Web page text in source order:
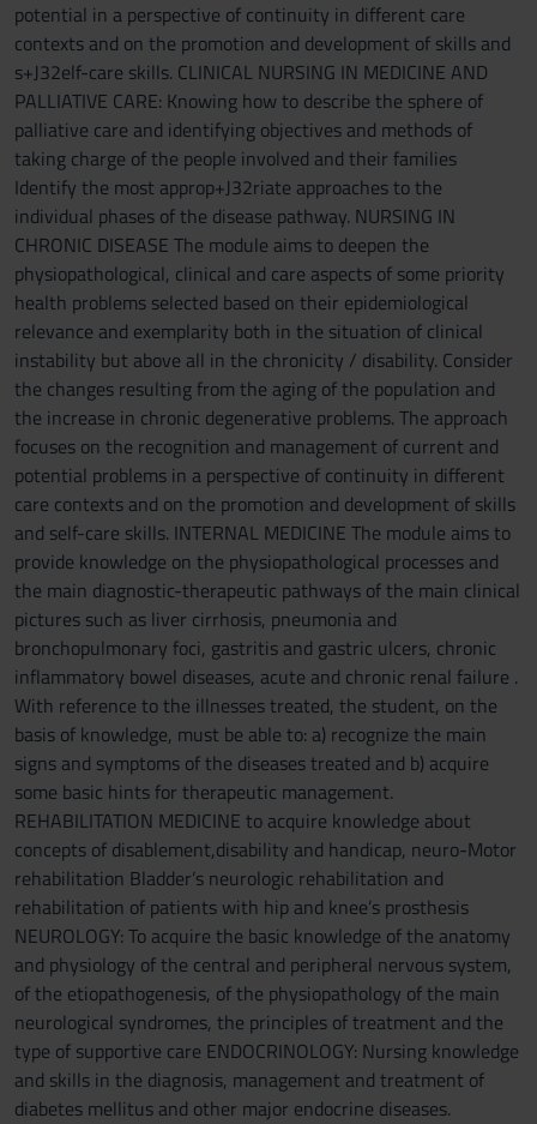
potential in a perspective of continuity in different care
contexts and on the promotion and development of skills and
s+J32elf-care skills. CLINICAL NURSING IN MEDICINE AND
PALLIATIVE CARE: Knowing how to describe the sphere of
palliative care and identifying objectives and methods of
taking charge of the people involved and their families
Identify the most approp+J32riate approaches to the
individual phases of the disease pathway. NURSING IN
CHRONIC DISEASE The module aims to deepen the
physiopathological, clinical and care aspects of some priority
health problems selected based on their epidemiological
relevance and exemplarity both in the situation of clinical
instability but above all in the chronicity / disability. Consider
the changes resulting from the aging of the population and
the increase in chronic degenerative problems. The approach
focuses on the recognition and management of current and
potential problems in a perspective of continuity in different
care contexts and on the promotion and development of skills
and self-care skills. INTERNAL MEDICINE The module aims to
provide knowledge on the physiopathological processes and
the main diagnostic-therapeutic pathways of the main clinical
pictures such as liver cirrhosis, pneumonia and
bronchopulmonary foci, gastritis and gastric ulcers, chronic
inflammatory bowel diseases, acute and chronic renal failure .
With reference to the illnesses treated, the student, on the
basis of knowledge, must be able to: a) recognize the main
signs and symptoms of the diseases treated and b) acquire
some basic hints for therapeutic management.
REHABILITATION MEDICINE to acquire knowledge about
concepts of disablement,disability and handicap, neuro-Motor
rehabilitation Bladder’s neurologic rehabilitation and
rehabilitation of patients with hip and knee’s prosthesis
NEUROLOGY: To acquire the basic knowledge of the anatomy
and physiology of the central and peripheral nervous system,
of the etiopathogenesis, of the physiopathology of the main
neurological syndromes, the principles of treatment and the
type of supportive care ENDOCRINOLOGY: Nursing knowledge
and skills in the diagnosis, management and treatment of
diabetes mellitus and other major endocrine diseases.